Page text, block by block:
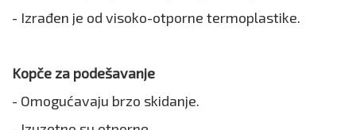
- Izrađen je od visoko-otporne termoplastike.
Kopče za podešavanje
- Omogućavaju brzo skidanje.